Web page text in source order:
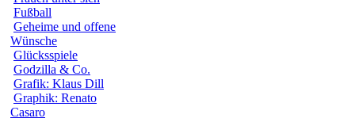
Fußball
Geheime und offene
Wünsche
Glücksspiele
Godzilla & Co.
Grafik: Klaus Dill
Graphik: Renato
Casaro